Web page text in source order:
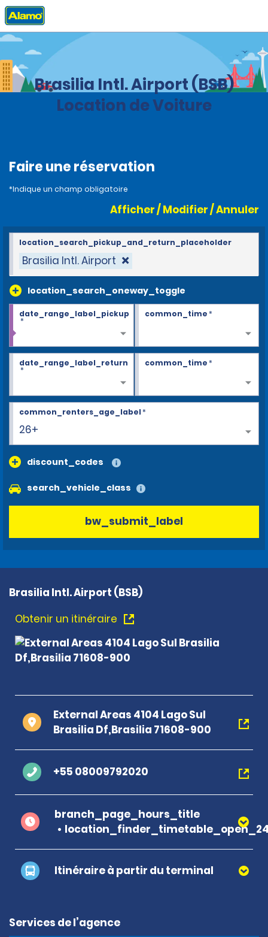
Accueil Agences
Brasilia Intl. Airport (BSB)
Location de Voiture
Faire une réservation
*Indique un champ obligatoire
Afficher / Modifier / Annuler
Brasilia Intl. Airport
location_search_oneway_toggle
location_search_pickup_and_return_placeholder
date_range_label_pickup
*
common_time*
date_range_label_return
*
common_time*
26+
common_renters_age_label*
discount_codes
search_vehicle_class
bw_submit_label
Brasilia Intl. Airport (BSB)
Obtenir un itinéraire
External Areas 4104 Lago Sul
Brasilia Df,Brasilia 71608-900
+55 08009792020
branch_page_hours_title
Itinéraire à partir du terminal
Services de l’agence